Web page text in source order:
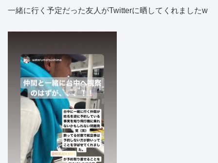
一緒に行く予定だった友人がTwitterに晒してくれましたw